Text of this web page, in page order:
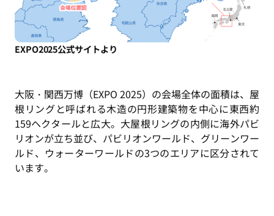
EXPO2025公式サイトより
大阪・関西万博（EXPO 2025）の会場全体の面積は、屋
根リングと呼ばれる木造の円形建築物を中心に東西約
159ヘクタールと広大。大屋根リングの内側に海外パビ
リオンが立ち並び、パビリオンワールド、グリーンワー
ルド、ウォーターワールドの3つのエリアに区分されて
います。